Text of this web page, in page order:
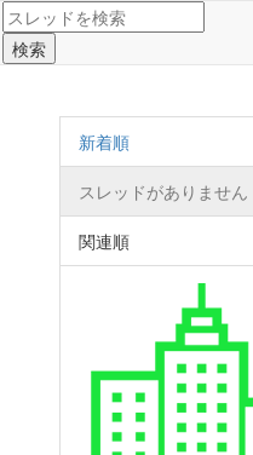
新着順
スレッドがありません
関連順